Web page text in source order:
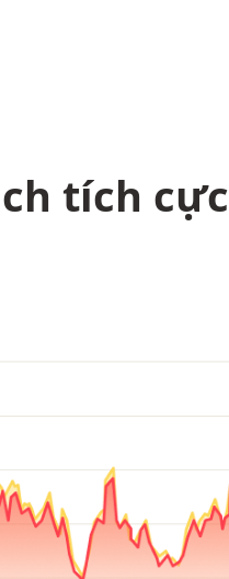
tích cực